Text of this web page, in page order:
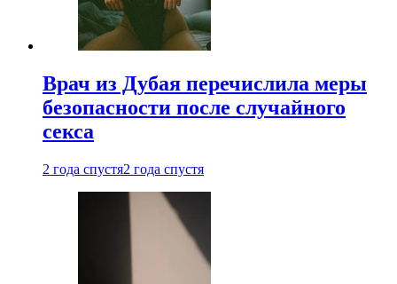
Врач из Дубая перечислила меры
безопасности после случайного
секса
2 года спустя2 года спустя